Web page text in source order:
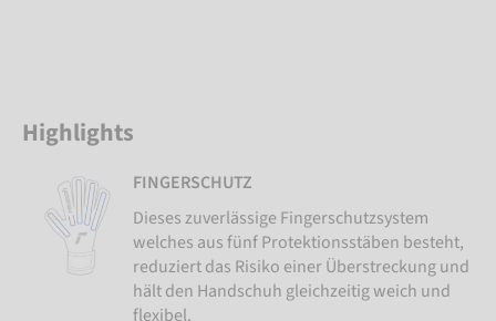
Highlights
FINGERSCHUTZ
Dieses zuverlässige Fingerschutzsystem
welches aus fünf Protektionsstäben besteht,
reduziert das Risiko einer Überstreckung und
hält den Handschuh gleichzeitig weich und
flexibel.